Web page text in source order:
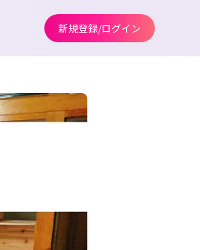
新規登録/ログイン